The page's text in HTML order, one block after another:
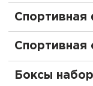
Спортивная
Спортивная
Боксы